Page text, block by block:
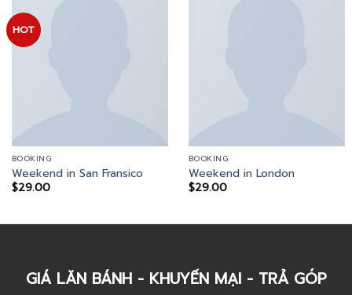
HOT
BOOKING
Weekend in San Fransico
$29.00
BOOKING
Weekend in London
$29.00
GIÁ LĂN BÁNH - KHUYẾN MẠI - TRẢ GÓP